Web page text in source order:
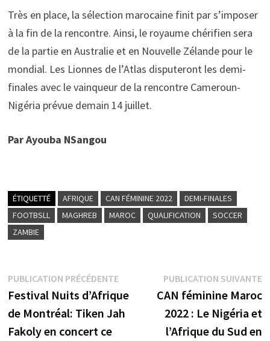
Très en place, la sélection marocaine finit par s’imposer
à la fin de la rencontre. Ainsi, le royaume chérifien sera
de la partie en Australie et en Nouvelle Zélande pour le
mondial. Les Lionnes de l’Atlas disputeront les demi-
finales avec le vainqueur de la rencontre Cameroun-
Nigéria prévue demain 14 juillet.
Par Ayouba NSangou
ÉTIQUETTÉ AFRIQUE CAN FÉMININE 2022
DEMI-FINALES
FOOTBSLL
MAGHREB MAROC QUALIFICATION
SOCCER
ZAMBIE
Navigation
de
l’article
PUBLICATION PRÉCÉDENTEPublication
précédente :
Festival Nuits d’Afrique
de Montréal: Tiken Jah
Fakoly en concert ce
PUBLICATION SUIVANTE
CAN féminine Maroc
2022 : Le Nigéria et
l’Afrique du Sud en